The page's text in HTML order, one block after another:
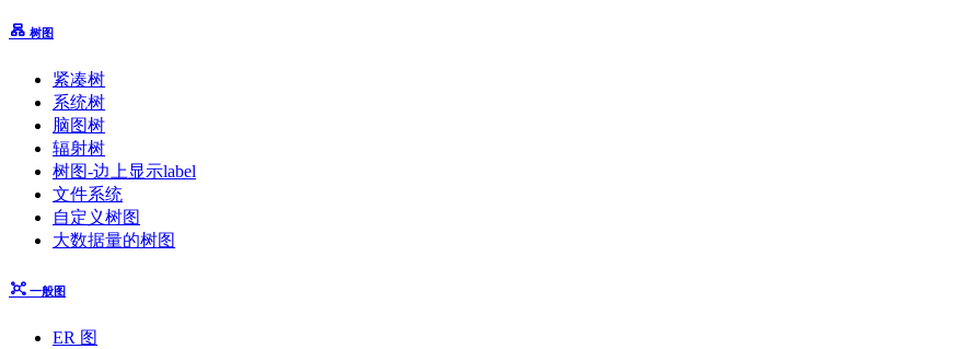
树图
紧凑树
系统树
脑图树
辐射树
树图-边上显示label
文件系统
自定义树图
大数据量的树图
一般图
ER 图